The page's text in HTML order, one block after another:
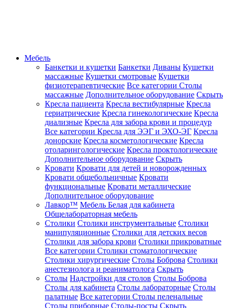
Мебель
Банкетки и кушетки Банкетки Диваны Кушетки
массажные Кушетки смотровые Кушетки
физиотерапевтические Все категории Столы
массажные Дополнительное оборудование Скрыть
Кресла пациента Кресла вестибулярные Кресла
гериатрические Кресла гинекологические Кресла
диализные Кресла для забора крови и процедур
Все категории Кресла для ЭЭГ и ЭХО-ЭГ Кресла
донорские Кресла косметологические Кресла
отоларингологические Кресла проктологические
Дополнительное оборудование Скрыть
Кровати Кровати для детей и новорожденных
Кровати общебольничные Кровати
функциональные Кровати металлические
Дополнительное оборудование
Лавкор™ Мебель Белая для кабинета
Общелабораторная мебель
Столики Столики инструментальные Столики
манипуляционные Столики для детских весов
Столики для забора крови Столики прикроватные
Все категории Столики стоматологические
Столики хирургические Столы Боброва Столики
анестезиолога и реаниматолога Скрыть
Столы Надстройки для столов Столы Боброва
Столы для кабинета Столы лабораторные Столы
палатные Все категории Столы пеленальные
Столы приборные Столы-посты Скрыть